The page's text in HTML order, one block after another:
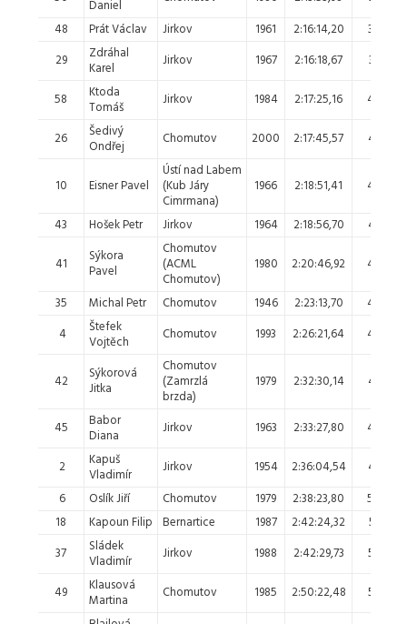
Daniel
48
Prát Václav Jirkov 1961 2:16:14,20
38.
29
Zdráhal
Karel
Jirkov 1967 2:16:18,67 39.
58
Ktoda
Tomáš
Jirkov 1984 2:17:25,16 40.
26
Šedivý
Ondřej
Chomutov 2000 2:17:45,57 41.
10 Eisner Pavel
Ústí nad Labem
(Kub Járy
Cimrmana)
1966 2:18:51,41 42.
43 Hošek Petr Jirkov 1964 2:18:56,70 43.
41
Sýkora
Pavel
Chomutov
(ACML
Chomutov)
1980 2:20:46,92 44.
35 Michal Petr Chomutov 1946 2:23:13,70
45.
4
Štefek
Vojtěch
Chomutov 1993 2:26:21,64 46.
42
Sýkorová
Jitka
Chomutov
(Zamrzlá
brzda)
1979 2:32:30,14 47.
45
Babor
Diana
Jirkov 1963 2:33:27,80 48.
2
Kapuš
Vladimír
Jirkov 1954 2:36:04,54
49.
6
Oslík Jiří Chomutov 1979 2:38:23,80
50.
18
Kapoun Filip Bernartice 1987 2:42:24,32
51.
37
Sládek
Vladimír
Jirkov 1988 2:42:29,73 52.
49
Klausová
Martina
Chomutov 1985 2:50:22,48 53.